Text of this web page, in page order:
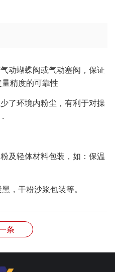
动蝴蝶阀或气动塞阀，保证
精度的可靠性
了环境内粉尘，有利于对操
及轻体材料包装，如：保温
，干粉沙浆包装等。
条